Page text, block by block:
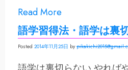
Read More
語学習得法・語学は裏
Posted 2014年11月25日 by